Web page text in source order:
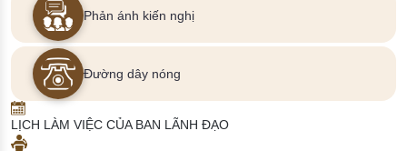
Phản ánh kiến nghị
Đường dây nóng
LỊCH LÀM VIỆC CỦA BAN LÃNH ĐẠO